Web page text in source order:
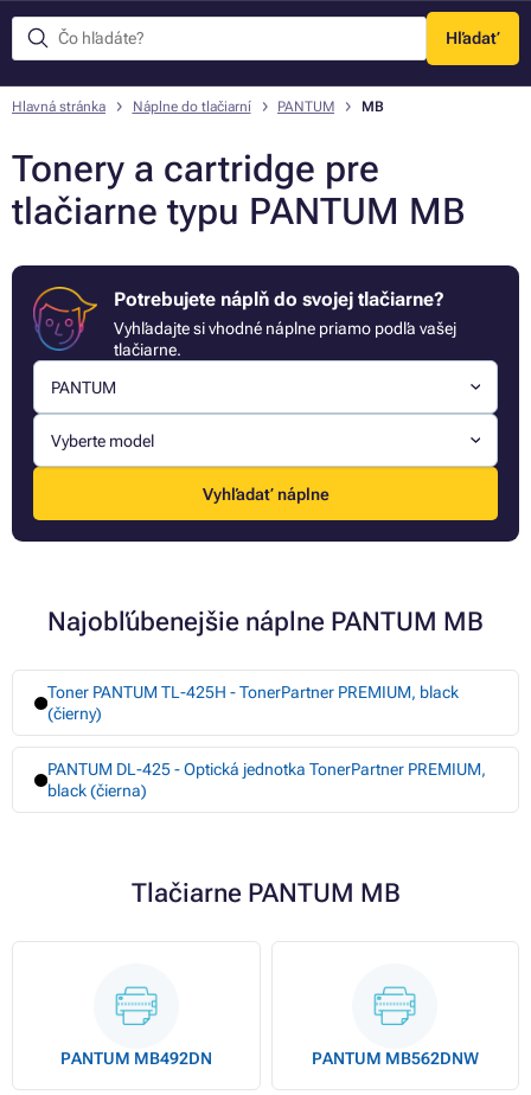
Hľadať
Menu
Hlavná stránka Náplne do tlačiarní PANTUM MB
Tonery a cartridge pre
tlačiarne typu PANTUM MB
Potrebujete náplň do svojej tlačiarne?
Vyhľadajte si vhodné náplne priamo podľa vašej
tlačiarne.
PANTUM
Vyberte model
Vyhľadať náplne
Najobľúbenejšie náplne PANTUM MB
Toner PANTUM TL-425H - TonerPartner PREMIUM, black
(čierny)
PANTUM DL-425 - Optická jednotka TonerPartner PREMIUM,
black (čierna)
Tlačiarne PANTUM MB
PANTUM MB492DN PANTUM MB562DNW